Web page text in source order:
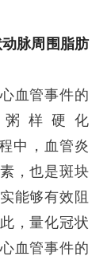
脉周围脂肪
血管事件的
样硬化
中，血管炎
，也是斑块
能够有效阻
，量化冠状
血管事件的